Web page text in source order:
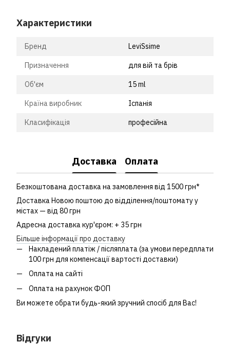
Характеристики
Бренд LeviSsime
Призначення для вій та брів
Об'єм 15 ml
Країна виробник Іспанія
Класифікація професійна
Доставка Оплата
Безкоштована доставка на замовлення від 1500 грн*
Доставка Новою поштою до відділення/поштомату у
містах — від 80 грн
Адресна доставка кур'єром: + 35 грн
Більше інформації про доставку
Накладений платіж / післяплата (за умови передплати
100 грн для компенсації вартості доставки)
Оплата на сайті
Оплата на рахунок ФОП
Ви можете обрати будь-який зручний спосіб для Вас!
Відгуки